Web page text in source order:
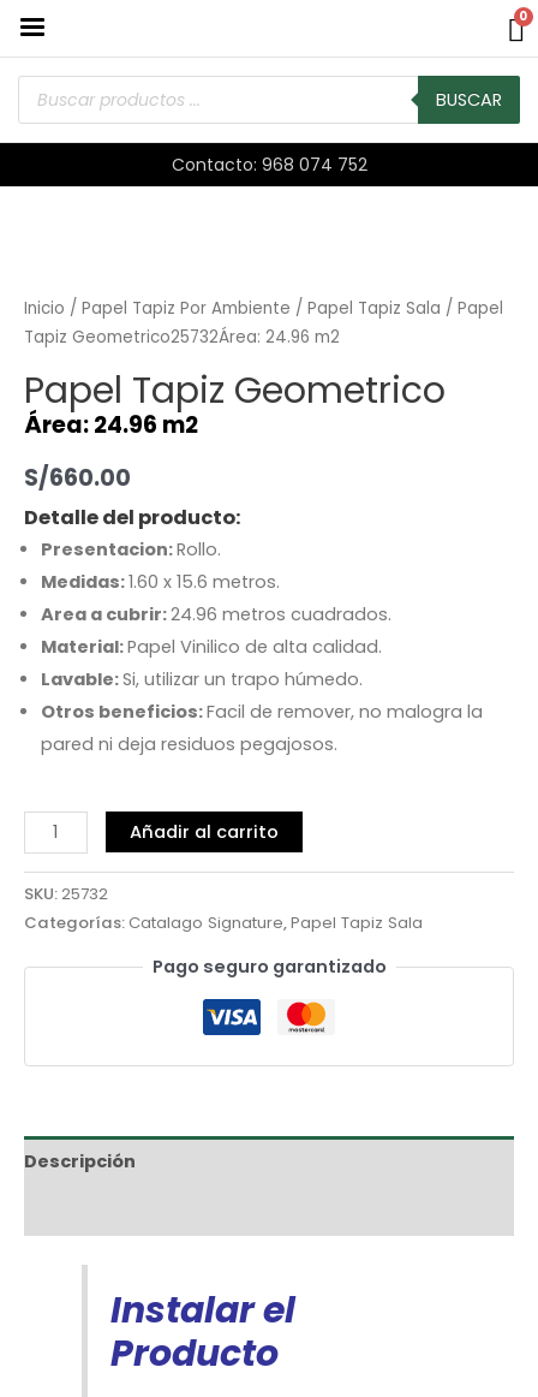
0
BUSCAR
Contacto: 968 074 752
Inicio / Papel Tapiz Por Ambiente / Papel Tapiz Sala / Papel
Tapiz Geometrico25732Área: 24.96 m2
Papel Tapiz Geometrico
Área: 24.96 m2
S/660.00
Detalle del producto:
Presentacion:Rollo.
Medidas:1.60 x 15.6 metros.
Area a cubrir:24.96 metros cuadrados.
Material:Papel Vinilico de alta calidad.
Lavable:Si, utilizar un trapo húmedo.
Otros beneficios:Facil de remover, no malogra la
pared ni deja residuos pegajosos.
Añadir al carrito
SKU:25732
Categorías:Catalago Signature,Papel Tapiz Sala
Pago seguro garantizado
Descripción
Instalar el
Producto